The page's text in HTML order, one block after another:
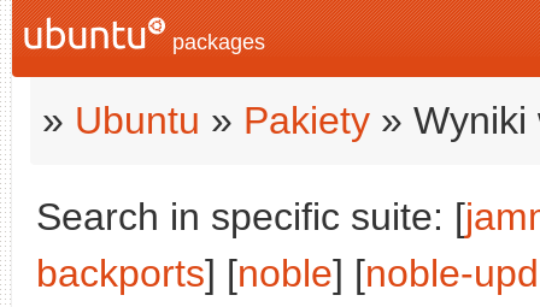
packages
» Ubuntu » Pakiety » Wyniki
Search in specific suite: [
backports] [noble] [noble-